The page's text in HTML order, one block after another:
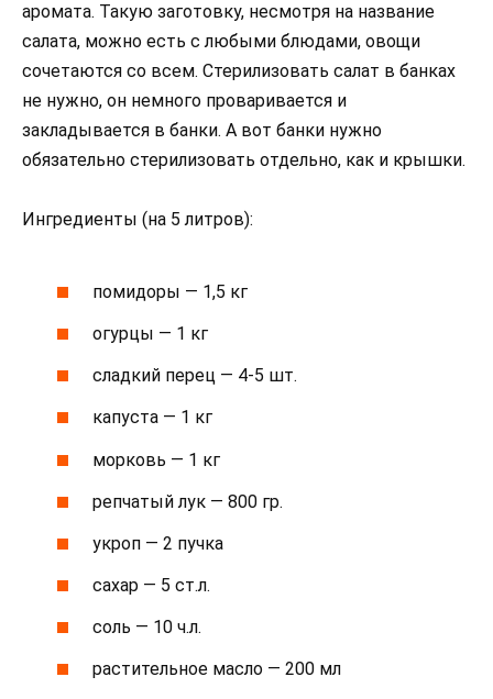
аромата. Такую заготовку, несмотря на название
салата, можно есть с любыми блюдами, овощи
сочетаются со всем. Стерилизовать салат в банках
не нужно, он немного проваривается и
закладывается в банки. А вот банки нужно
обязательно стерилизовать отдельно, как и крышки.
Ингредиенты (на 5 литров):
помидоры — 1,5 кг
огурцы — 1 кг
сладкий перец — 4-5 шт.
капуста — 1 кг
морковь — 1 кг
репчатый лук — 800 гр.
укроп — 2 пучка
сахар — 5 ст.л.
соль — 10 ч.л.
растительное масло — 200 мл